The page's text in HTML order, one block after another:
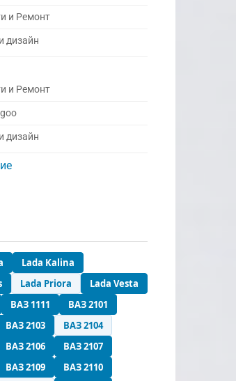
и Ремонт
дизайн
и Ремонт
дизайн
Lada Kalina
Lada Priora
Lada Vesta
ВАЗ 1111
ВАЗ 2101
ВАЗ 2103
ВАЗ 2104
ВАЗ 2106
ВАЗ 2107
ВАЗ 2109
ВАЗ 2110